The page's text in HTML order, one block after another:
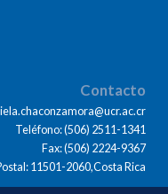
Contacto
Teléfono: (506) 2511-1341
Fax: (506) 2224-9367
11501-2060,Costa Rica